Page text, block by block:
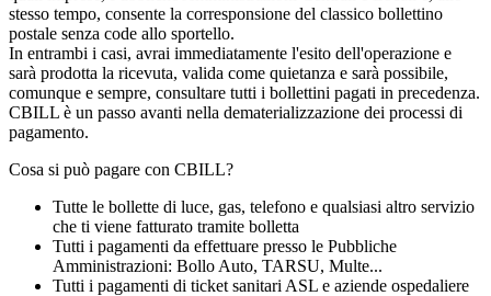
stesso tempo, consente la corresponsione del classico bollettino
postale senza code allo sportello.
In entrambi i casi, avrai immediatamente l'esito dell'operazione e
sarà prodotta la ricevuta, valida come quietanza e sarà possibile,
comunque e sempre, consultare tutti i bollettini pagati in precedenza.
CBILL è un passo avanti nella dematerializzazione dei processi di
pagamento.
Cosa si può pagare con CBILL?
Tutte le bollette di luce, gas, telefono e qualsiasi altro servizio
che ti viene fatturato tramite bolletta
Tutti i pagamenti da effettuare presso le Pubbliche
Amministrazioni: Bollo Auto, TARSU, Multe...
Tutti i pagamenti di ticket sanitari ASL e aziende ospedaliere